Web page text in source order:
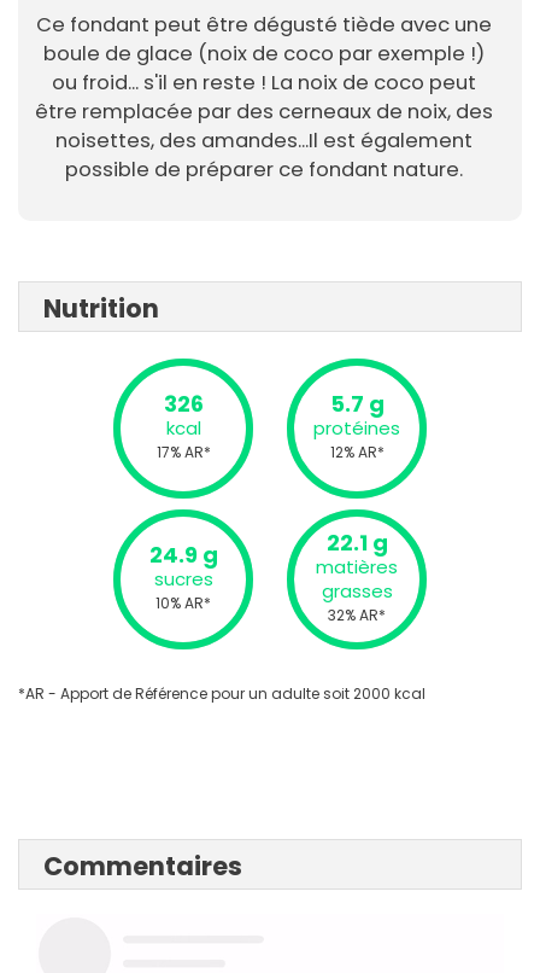
Ce fondant peut être dégusté tiède avec une
boule de glace (noix de coco par exemple !)
ou froid... s'il en reste ! La noix de coco peut
être remplacée par des cerneaux de noix, des
noisettes, des amandes...Il est également
possible de préparer ce fondant nature.
Nutrition
326
kcal
17% AR*
5.7 g
protéines
12% AR*
24.9 g
sucres
10% AR*
22.1 g
matières
grasses
32% AR*
*AR - Apport de Référence pour un adulte soit 2000 kcal
Commentaires